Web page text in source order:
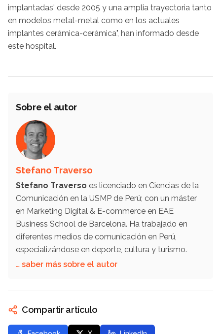
implantadas' desde 2005 y una amplia trayectoria tanto
en modelos metal-metal como en los actuales
implantes cerámica-cerámica", han informado desde
este hospital.
Sobre el autor
Stefano Traverso
Stefano Traverso es licenciado en Ciencias de la
Comunicación en la USMP de Perú; con un máster
en Marketing Digital & E-commerce en EAE
Business School de Barcelona. Ha trabajado en
diferentes medios de comunicación en Perú,
especializándose en deporte, cultura y turismo.
… saber más sobre el autor
Compartir artículo